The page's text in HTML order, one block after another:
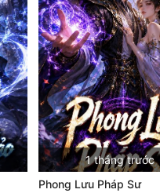
1 tháng trước
Phong Lưu Pháp Sư